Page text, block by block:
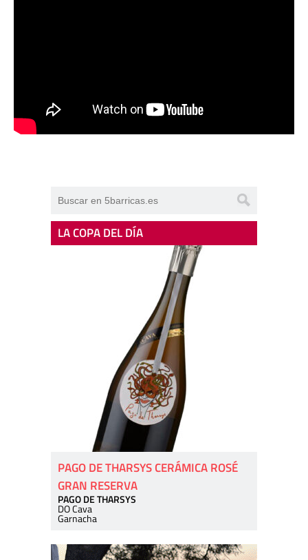
LA COPA DEL DÍA
PAGO DE THARSYS CERÁMICA ROSÉ
GRAN RESERVA
PAGO DE THARSYS
DO Cava
Garnacha